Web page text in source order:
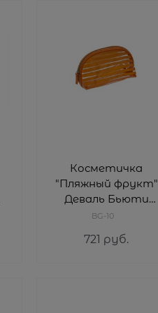
Косметичка
"Пляжный фрукт"
Деваль Бьюти
(Dewal Beauty) BG-
BG-10
721 руб.